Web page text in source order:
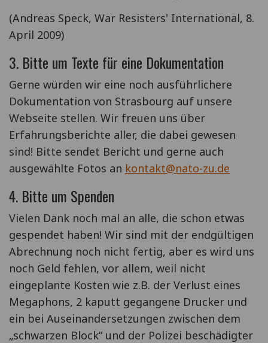
(Andreas Speck, War Resisters' International, 8.
April 2009)
3. Bitte um Texte für eine Dokumentation
Gerne würden wir eine noch ausführlichere
Dokumentation von Strasbourg auf unsere
Webseite stellen. Wir freuen uns über
Erfahrungsberichte aller, die dabei gewesen
sind! Bitte sendet Bericht und gerne auch
ausgewählte Fotos an kontakt@nato-zu.de
4. Bitte um Spenden
Vielen Dank noch mal an alle, die schon etwas
gespendet haben! Wir sind mit der endgültigen
Abrechnung noch nicht fertig, aber es wird uns
noch Geld fehlen, vor allem, weil nicht
eingeplante Kosten wie z.B. der Verlust eines
Megaphons, 2 kaputt gegangene Drucker und
ein bei Auseinandersetzungen zwischen dem
„schwarzen Block“ und der Polizei beschädigter